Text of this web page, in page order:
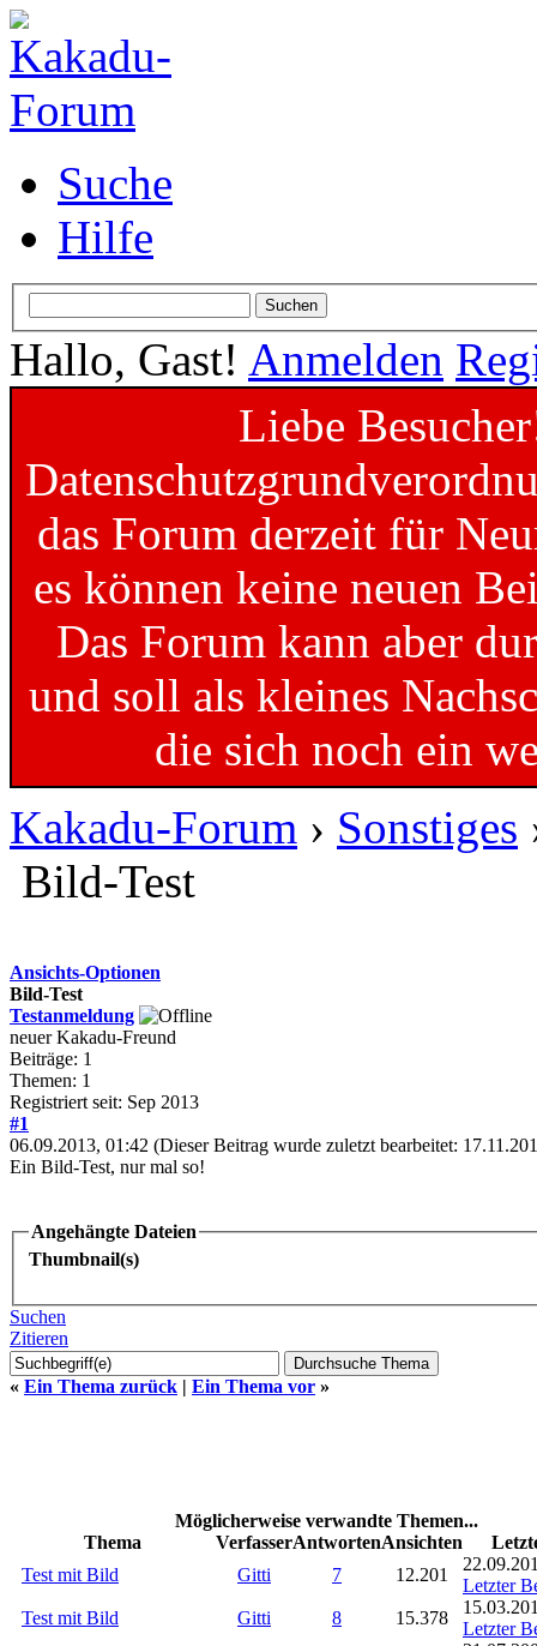
Suche
Hilfe
Hallo, Gast! Anmelden
Liebe
das Forum derzeit für
es können keine neuen
Das Forum kann aber
und soll als kleines
die sich noch ein
Kakadu-Forum › Sonstiges
Bild-Test
Ansichts-Optionen
Bild-Test
Testanmeldung
neuer Kakadu-Freund
Beiträge: 1
Themen: 1
Registriert seit: Sep 2013
#1
06.09.2013, 01:42 (Dieser Beitrag wurde zuletzt bearbeitet:
Ein Bild-Test, nur mal so!
Angehängte Dateien
Thumbnail(s)
Suchen
Zitieren
« Ein Thema zurück | Ein Thema vor »
Möglicherweise verwandte Themen...
Thema
VerfasserAntwortenAnsichten
Test mit Bild
Gitti 7 12.201
Letzter
Test mit Bild
Gitti 8 15.378
Letzter